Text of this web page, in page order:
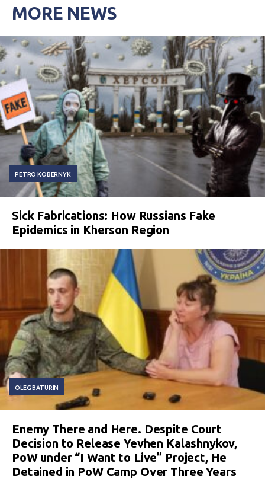
MORE NEWS
PETRO KOBERNYK
Sick Fabrications: How Russians Fake
Epidemics in Kherson Region
OLEG BATURIN
Enemy There and Here. Despite Court
Decision to Release Yevhen Kalashnykov,
PoW under “I Want to Live” Project, He
Detained in PoW Camp Over Three Years